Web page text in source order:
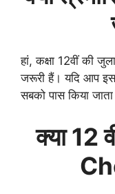
हां, कक्षा 12वीं की
जरूरी हैं। यदि आप इस
सबको पास किया
क्या 12